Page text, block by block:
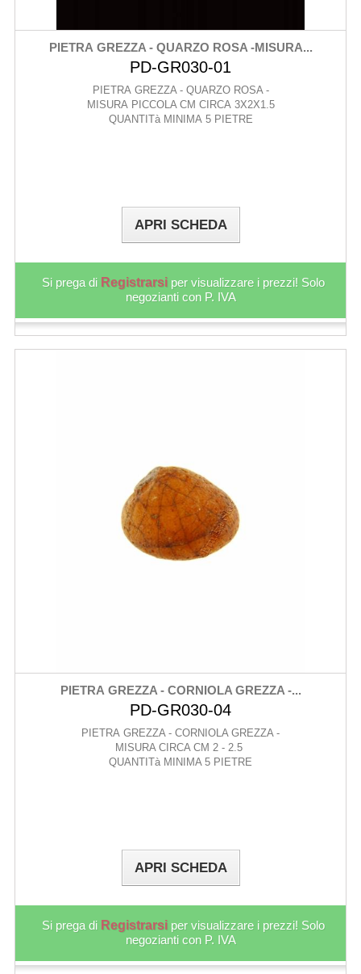
PIETRA GREZZA - QUARZO ROSA -MISURA...
PD-GR030-01
PIETRA GREZZA - QUARZO ROSA -
MISURA PICCOLA CM CIRCA 3X2X1.5
QUANTITà MINIMA 5 PIETRE
APRI SCHEDA
Si prega di Registrarsi per visualizzare i prezzi! Solo
negozianti con P. IVA
PIETRA GREZZA - CORNIOLA GREZZA -...
PD-GR030-04
PIETRA GREZZA - CORNIOLA GREZZA -
MISURA CIRCA CM 2 - 2.5
QUANTITà MINIMA 5 PIETRE
APRI SCHEDA
Si prega di Registrarsi per visualizzare i prezzi! Solo
negozianti con P. IVA